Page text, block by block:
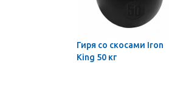
Гиря со скосами Iron
King 50 кг